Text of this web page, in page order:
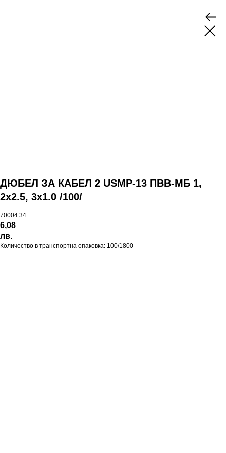
ДЮБЕЛ ЗА КАБЕЛ 2 USMP-13 ПВВ-МБ 1,
2х2.5, 3х1.0 /100/
70004.34
6,08
лв.
Количество в транспортна опаковка: 100/1800